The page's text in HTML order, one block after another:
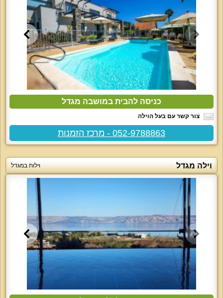
כניסה להבית במושבה מגדל
צור קשר עם בעל הוילה
052-9788863 - מרכז הזמנות
וילה מגדל וילות במגדל